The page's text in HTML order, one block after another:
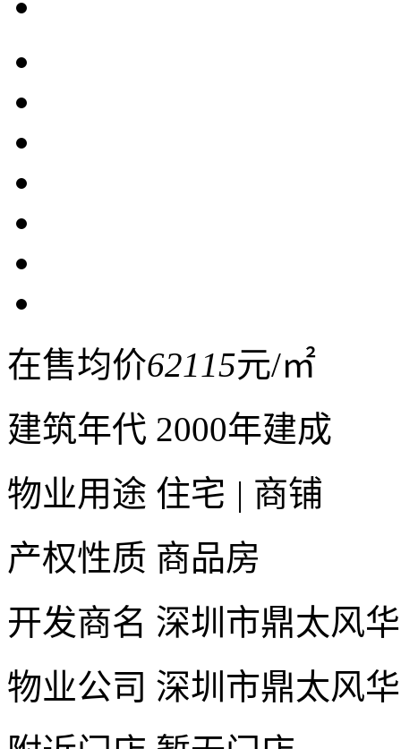
在售均价62115元/㎡
建筑年代 2000年建成
物业用途 住宅 | 商铺
产权性质 商品房
开发商名 深圳市鼎太风
物业公司 深圳市鼎太风